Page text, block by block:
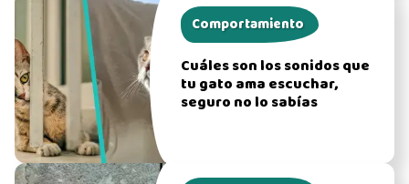
Comportamiento
Cuáles son los sonidos que
tu gato ama escuchar,
seguro no lo sabías